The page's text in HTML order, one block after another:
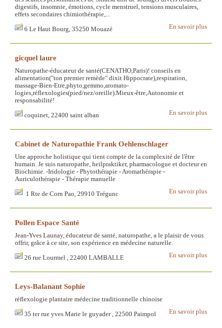
digestifs, insomnie, émotions, cycle menstruel, tensions musculaires,
effets secondaires chimiothérapie,...
En savoir plus
6 Le Haut Bourg, 35250 Mouazé
gicquel laure
Naturopathe-éducateur de santé(CENATHO,Paris)! conseils en
alimentation("ton premier remède" dixit Hippocrate),respiration,
massage-Bien-Etre,phyto,gemmo,aromato-
logies,réflexologies(pied/nez/oreille).Mieux-être,Autonomie et
responsabilité!
En savoir plus
coquinet, 22400 saint alban
Cabinet de Naturopathie Frank Oehlenschlager
Une approche holistique qui tient compte de la complexité de l'être
humain. Je suis naturopathe, heilpraktiker, pharmacologue et docteur en
Biochimie. -Iridologie - Phytothérapie - Aromathérapie -
Auriculothérapie - Thérapie manuelle
En savoir plus
1 Rte de Corn Pao, 29910 Trégunc
Pollen Espace Santé
Jean-Yves Launay, éducateur de santé, naturopathe, a le plaisir de vous
offrir, grâce à ce site, son expérience en médecine naturelle.
En savoir plus
26 rue Lourmel , 22400 LAMBALLE
Leys-Balanant Sophie
réflexologie plantaire médecine traditionnelle chinoise
En savoir plus
35 ter rue yves Marie le guyader , 22500 Paimpol